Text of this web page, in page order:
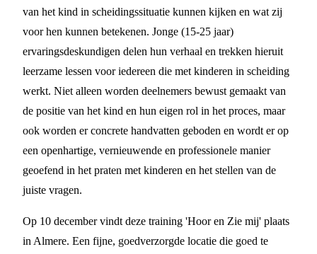
van het kind in scheidingssituatie kunnen kijken en wat zij
voor hen kunnen betekenen. Jonge (15-25 jaar)
ervaringsdeskundigen delen hun verhaal en trekken hieruit
leerzame lessen voor iedereen die met kinderen in scheiding
werkt. Niet alleen worden deelnemers bewust gemaakt van
de positie van het kind en hun eigen rol in het proces, maar
ook worden er concrete handvatten geboden en wordt er op
een openhartige, vernieuwende en professionele manier
geoefend in het praten met kinderen en het stellen van de
juiste vragen.
Op 10 december vindt deze training 'Hoor en Zie mij' plaats
in Almere. Een fijne, goedverzorgde locatie die goed te